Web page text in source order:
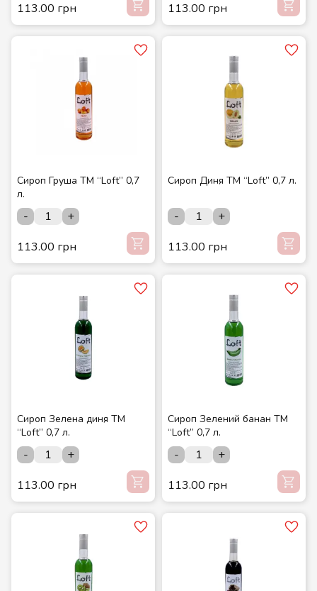
113.00 грн
113.00 грн
Сироп Груша ТМ “Loft” 0,7
л.
-
+
113.00 грн
Сироп Диня ТМ “Loft” 0,7 л.
-
+
113.00 грн
Сироп Зелена диня ТМ
“Loft” 0,7 л.
-
+
113.00 грн
Сироп Зелений банан ТМ
“Loft” 0,7 л.
-
+
113.00 грн